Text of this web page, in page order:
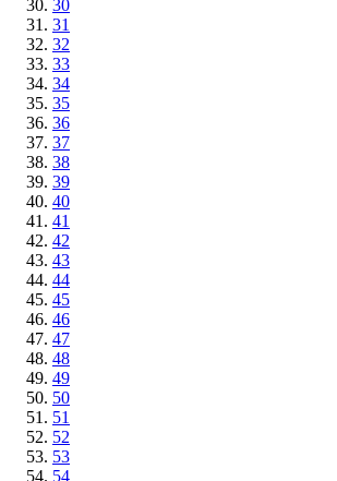
30
31
32
33
34
35
36
37
38
39
40
41
42
43
44
45
46
47
48
49
50
51
52
53
54